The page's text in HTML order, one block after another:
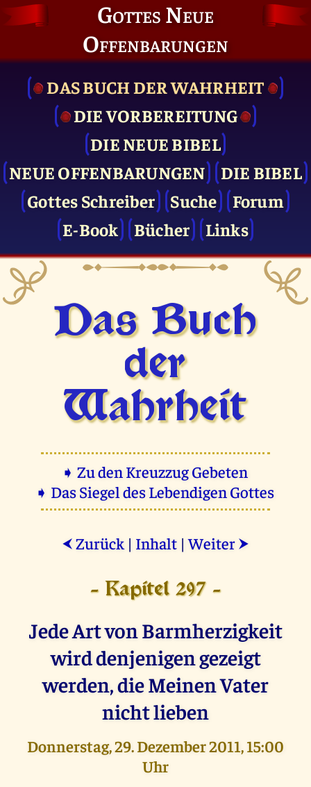
Gottes Neue
Offenbarungen
DAS BUCH DER WAHRHEIT
DIE VOR­BEREITUNG
DIE NEUE BIBEL
NEUE OFFENBARUNGEN
DIE BIBEL
Gottes Schreiber
Suche
Forum
E-Book
Bücher Links
Das Buch
der
Wahrheit
➧ Zu den Kreuzzug Gebeten
➧ Das Siegel des Lebendigen Gottes
⮜ Zurück | Inhalt |Weiter ⮞
- Kapitel 297 -
Jede Art von Barmherzigkeit
wird denjenigen gezeigt
werden, die Meinen Vater
nicht lieben
Donnerstag, 29. Dezember 2011, 15:00
Uhr